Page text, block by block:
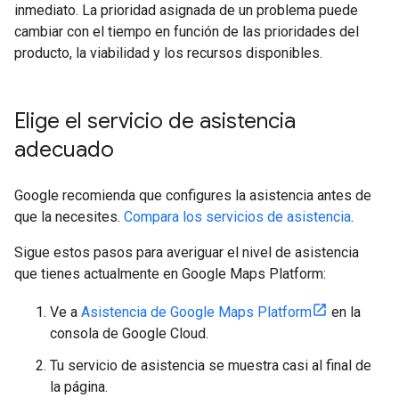
inmediato. La prioridad asignada de un problema puede
cambiar con el tiempo en función de las prioridades del
producto, la viabilidad y los recursos disponibles.
Elige el servicio de asistencia
adecuado
Google recomienda que configures la asistencia antes de
que la necesites. Compara los servicios de asistencia.
Sigue estos pasos para averiguar el nivel de asistencia
que tienes actualmente en Google Maps Platform:
Ve a Asistencia de Google Maps Platform
en la
consola de Google Cloud.
Tu servicio de asistencia se muestra casi al final de
la página.